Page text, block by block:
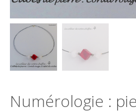
Numérologie :